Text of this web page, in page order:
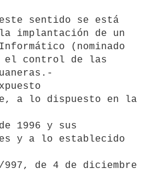
implantación de un
(nominado
el control de las
a lo dispuesto en la
1996 y sus
y a lo establecido
997, de 4 de diciembre